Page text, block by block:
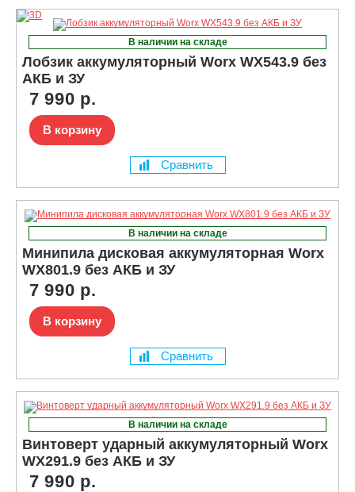
В наличии на складе
Лобзик аккумуляторный Worx WX543.9 без
АКБ и ЗУ
7 990 р.
В корзину
Сравнить
В наличии на складе
Минипила дисковая аккумуляторная Worx
WX801.9 без АКБ и ЗУ
7 990 р.
В корзину
Сравнить
В наличии на складе
Винтоверт ударный аккумуляторный Worx
WX291.9 без АКБ и ЗУ
7 990 р.